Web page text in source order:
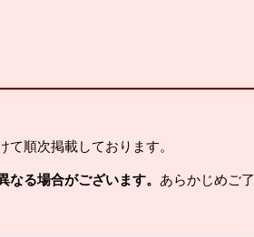
順次掲載しております。
る場合がございます。 あらかじめご了